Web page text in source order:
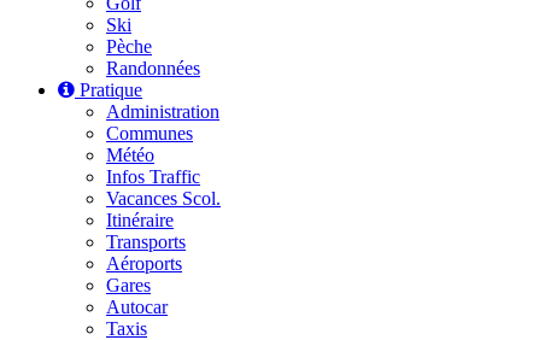
Ski
Pèche
Randonnées
Pratique
Administration
Communes
Météo
Infos Traffic
Vacances Scol.
Itinéraire
Transports
Aéroports
Gares
Autocar
Taxis